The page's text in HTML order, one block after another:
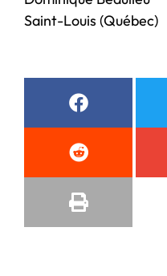
Saint-Louis (Québec)